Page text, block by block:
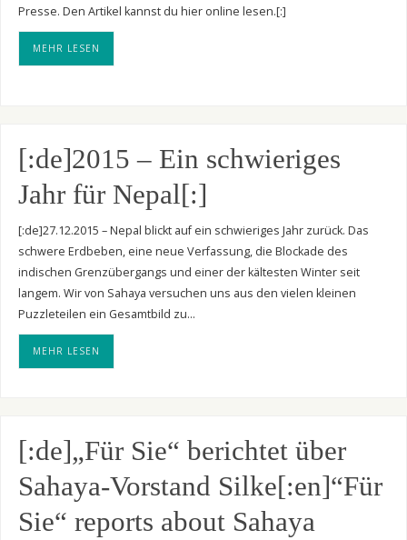
Presse. Den Artikel kannst du hier online lesen.[:]
MEHR LESEN
[:de]2015 – Ein schwieriges
Jahr für Nepal[:]
[:de]27.12.2015 – Nepal blickt auf ein schwieriges Jahr zurück. Das
schwere Erdbeben, eine neue Verfassung, die Blockade des
indischen Grenzübergangs und einer der kältesten Winter seit
langem. Wir von Sahaya versuchen uns aus den vielen kleinen
Puzzleteilen ein Gesamtbild zu…
MEHR LESEN
[:de]„Für Sie“ berichtet über
Sahaya-Vorstand Silke[:en]“Für
Sie“ reports about Sahaya